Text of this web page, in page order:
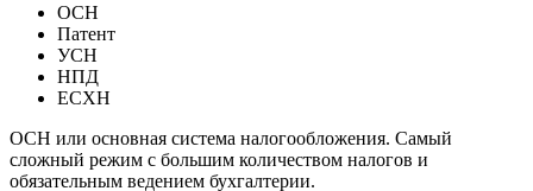
ОСН
Патент
УСН
НПД
ЕСХН
ОСН или основная система налогообложения. Самый
сложный режим с большим количеством налогов и
обязательным ведением бухгалтерии.